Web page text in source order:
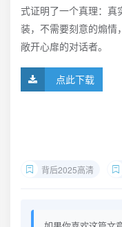
式证明了一个真理：真
装，不需要刻意的煽情
敞开心扉的对话者。
点此下载
背后2025高清